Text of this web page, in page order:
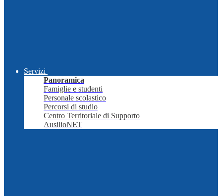
Servizi
Panoramica
Famiglie e studenti
Personale scolastico
Percorsi di studio
Centro Territoriale di Supporto
AusilioNET